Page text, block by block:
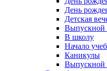
День
Детская
Выпускной
В школу
Начало
Каникулы
Выпускной